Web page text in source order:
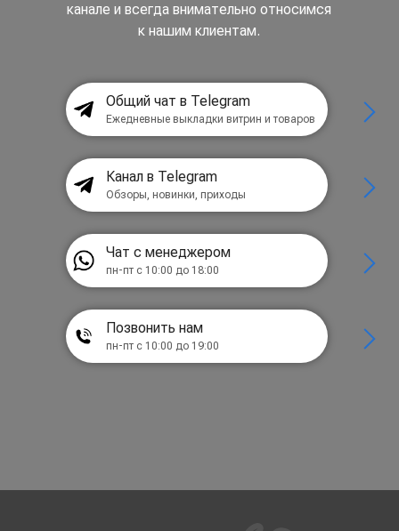
канале и всегда внимательно относимся
к нашим клиентам.
Общий чат в Telegram
Ежедневные выкладки витрин и товаров
Канал в Telegram
Обзоры, новинки, приходы
Чат с менеджером
пн-пт с 10:00 до 18:00
Позвонить нам
пн-пт с 10:00 до 19:00